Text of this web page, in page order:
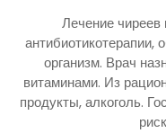
Лечение чиреев
организм. Врач
витаминами. Из
продукты, алкоголь.